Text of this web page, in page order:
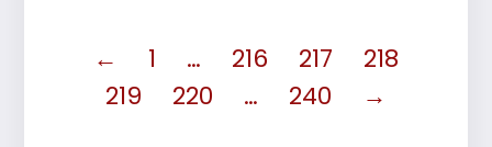
← 1 … 216 217
218
219
220 … 240 →